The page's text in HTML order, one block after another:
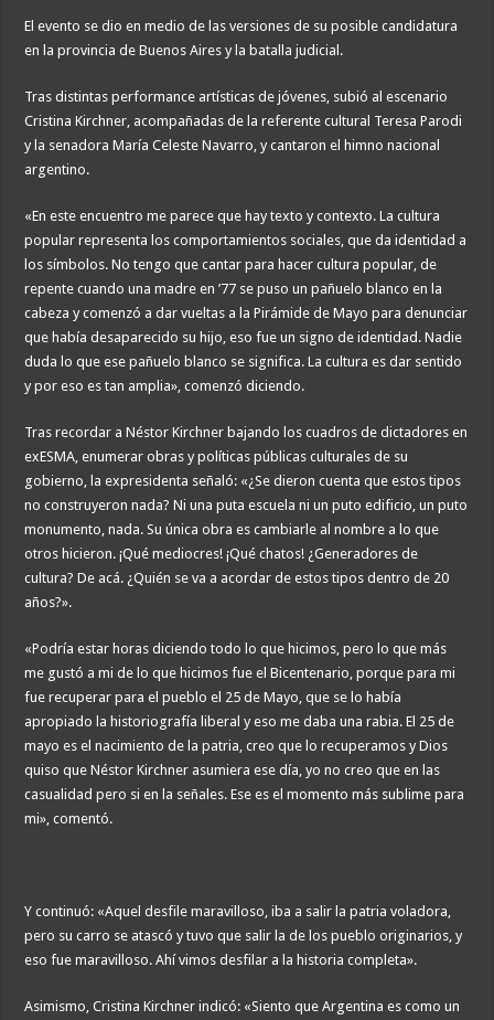
El evento se dio en medio de las versiones de su posible candidatura
en la provincia de Buenos Aires y la batalla judicial.
Tras distintas performance artísticas de jóvenes, subió al escenario
Cristina Kirchner, acompañadas de la referente cultural Teresa Parodi
y la senadora María Celeste Navarro, y cantaron el himno nacional
argentino.
«En este encuentro me parece que hay texto y contexto. La cultura
popular representa los comportamientos sociales, que da identidad a
los símbolos. No tengo que cantar para hacer cultura popular, de
repente cuando una madre en ’77 se puso un pañuelo blanco en la
cabeza y comenzó a dar vueltas a la Pirámide de Mayo para denunciar
que había desaparecido su hijo, eso fue un signo de identidad. Nadie
duda lo que ese pañuelo blanco se significa. La cultura es dar sentido
y por eso es tan amplia», comenzó diciendo.
Tras recordar a Néstor Kirchner bajando los cuadros de dictadores en
exESMA, enumerar obras y políticas públicas culturales de su
gobierno, la expresidenta señaló: «¿Se dieron cuenta que estos tipos
no construyeron nada? Ni una puta escuela ni un puto edificio, un puto
monumento, nada. Su única obra es cambiarle al nombre a lo que
otros hicieron. ¡Qué mediocres! ¡Qué chatos! ¿Generadores de
cultura? De acá. ¿Quién se va a acordar de estos tipos dentro de 20
años?».
«Podría estar horas diciendo todo lo que hicimos, pero lo que más
me gustó a mi de lo que hicimos fue el Bicentenario, porque para mi
fue recuperar para el pueblo el 25 de Mayo, que se lo había
apropiado la historiografía liberal y eso me daba una rabia. El 25 de
mayo es el nacimiento de la patria, creo que lo recuperamos y Dios
quiso que Néstor Kirchner asumiera ese día, yo no creo que en las
casualidad pero si en la señales. Ese es el momento más sublime para
mi», comentó.
Y continuó: «Aquel desfile maravilloso, iba a salir la patria voladora,
pero su carro se atascó y tuvo que salir la de los pueblo originarios, y
eso fue maravilloso. Ahí vimos desfilar a la historia completa».
Asimismo, Cristina Kirchner indicó: «Siento que Argentina es como un